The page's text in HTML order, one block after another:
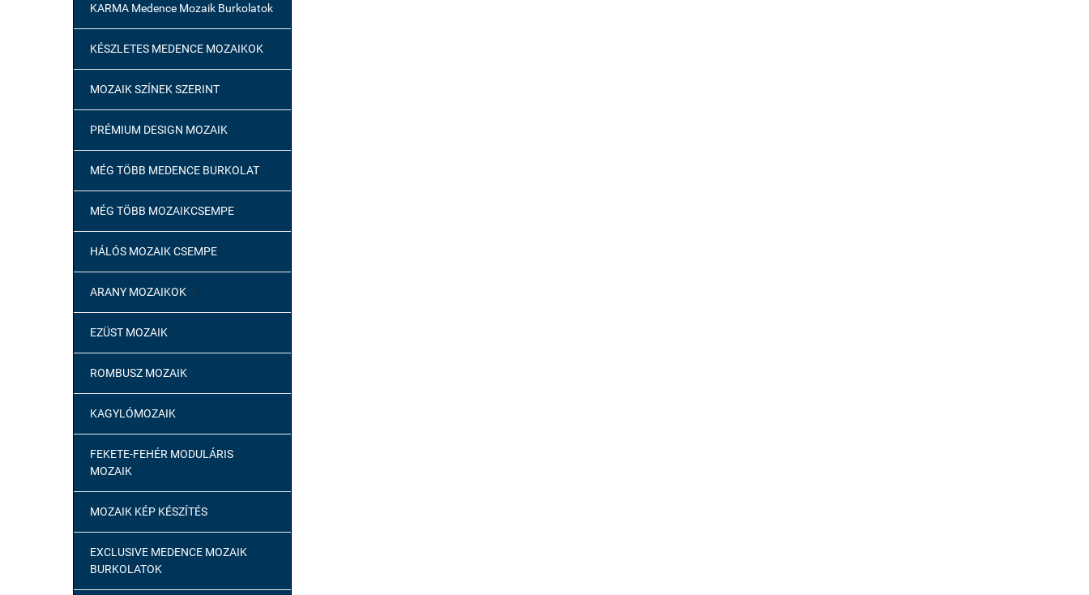
KARMA Medence Mozaik Burkolatok
KÉSZLETES MEDENCE MOZAIKOK
MOZAIK SZÍNEK SZERINT 
PRÉMIUM DESIGN MOZAIK
MÉG TÖBB MEDENCE BURKOLAT
MÉG TÖBB MOZAIKCSEMPE
HÁLÓS MOZAIK CSEMPE
ARANY MOZAIKOK 
EZÜST MOZAIK
ROMBUSZ MOZAIK
KAGYLÓMOZAIK
FEKETE-FEHÉR MODULÁRIS
MOZAIK
MOZAIK KÉP KÉSZÍTÉS
EXCLUSIVE MEDENCE MOZAIK
BURKOLATOK